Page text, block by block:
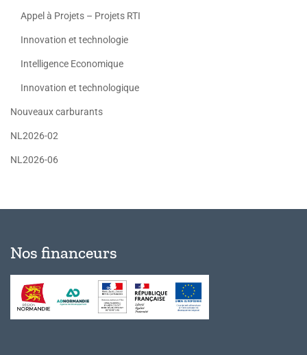
Appel à Projets – Projets RTI
Innovation et technologie
Intelligence Economique
Innovation et technologique
Nouveaux carburants
NL2026-02
NL2026-06
Nos financeurs